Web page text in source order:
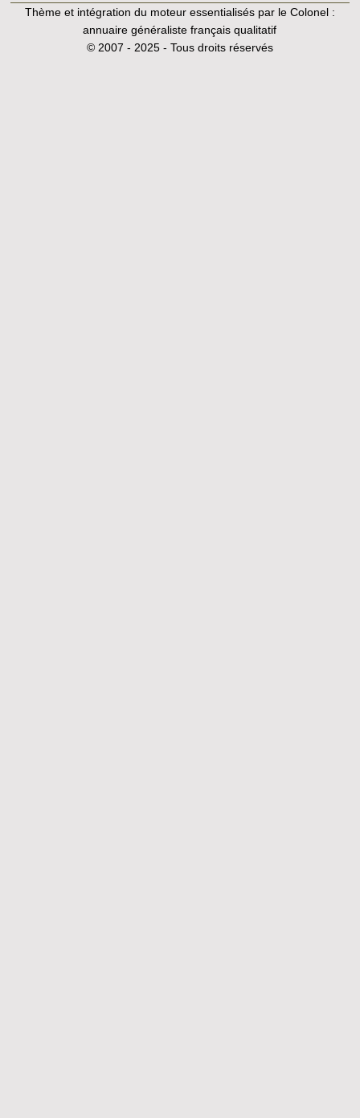
Thème et intégration du moteur essentialisés par le Colonel :
annuaire généraliste français qualitatif
© 2007 - 2025 - Tous droits réservés